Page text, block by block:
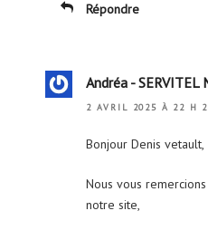
Répondre
Andréa - SERVITEL
2 AVRIL 2025 À 22 H
Bonjour Denis vetault,
Nous vous
notre site,